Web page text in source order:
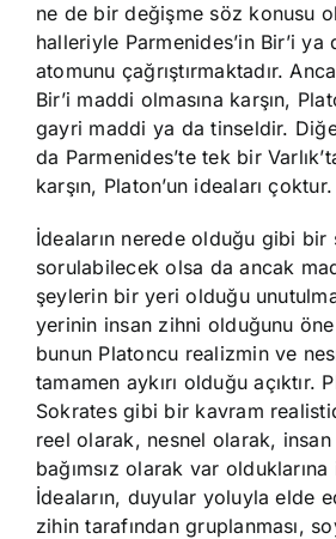
ne de bir değişme söz konusu
halleriyle Parmenides’in Bir’i ya
atomunu çağrıştırmaktadır.
Bir’i maddi olmasına karşın,
gayri maddi ya da tinseldir.
da Parmenides’te tek bir
karşın, Platon’un ideaları çoktur.
İdeaların nerede olduğu gibi bir
sorulabilecek olsa da ancak
şeylerin bir yeri olduğu
yerinin insan zihni olduğunu
bunun Platoncu realizmin ve
tamamen aykırı olduğu açıktır.
Sokrates gibi bir kavram
reel olarak, nesnel olarak,
bağımsız olarak var olduklarına
İdeaların, duyular yoluyla elde
zihin tarafından gruplanması,